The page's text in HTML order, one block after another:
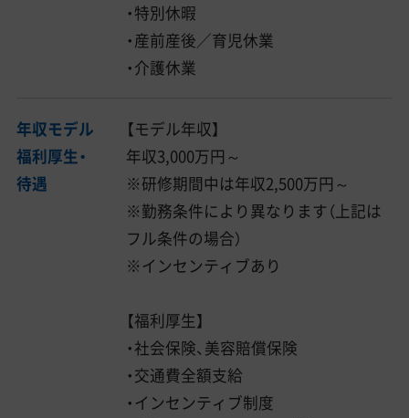
・特別休暇
・産前産後／育児休業
・介護休業
年収モデル
福利厚生・
待遇
【モデル年収】
年収3,000万円～
※研修期間中は年収2,500万円～
※勤務条件により異なります（上記は
フル条件の場合）
※インセンティブあり
【福利厚生】
・社会保険、美容賠償保険
・交通費全額支給
・インセンティブ制度